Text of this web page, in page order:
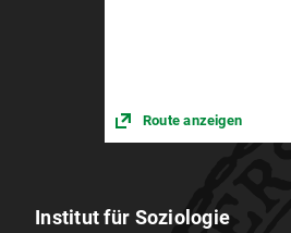
Route anzeigen
Institut für Soziologie